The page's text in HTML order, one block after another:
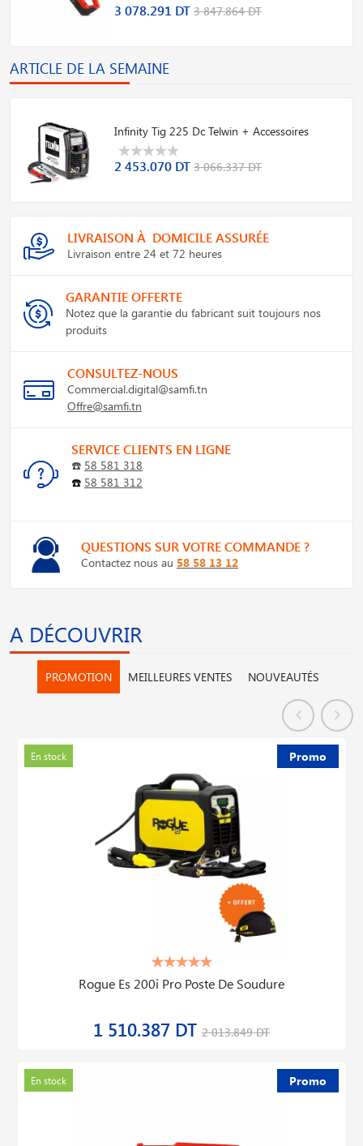
3 078.291 DT 3 847.864 DT
ARTICLE DE LA SEMAINE
Infinity Tig 225 Dc Telwin + Accessoires
2 453.070 DT 3 066.337 DT
LIVRAISON À DOMICILE ASSURÉE
Livraison entre 24 et 72 heures
GARANTIE OFFERTE
Notez que la garantie du fabricant suit toujours nos
produits
CONSULTEZ-NOUS
Commercial.digital@samfi.tn
Offre@samfi.tn
SERVICE CLIENTS EN LIGNE
☎️ 58 581 318
☎️ 58 581 312
QUESTIONS SUR VOTRE COMMANDE ?
Contactez nous au 58 58 13 12
A DÉCOUVRIR
PROMOTION MEILLEURES VENTES NOUVEAUTÉS
Promo
En stock
Rogue Es 200i Pro Poste De Soudure
1 510.387 DT 2 013.849 DT
Promo
En stock